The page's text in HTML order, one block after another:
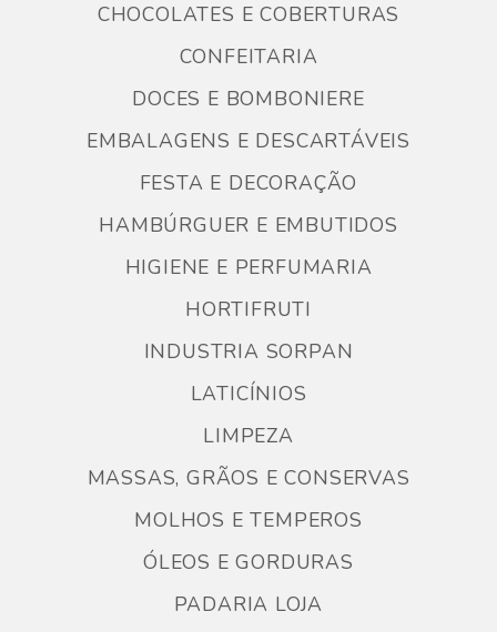
CHOCOLATES E COBERTURAS
CONFEITARIA
DOCES E BOMBONIERE
EMBALAGENS E DESCARTÁVEIS
FESTA E DECORAÇÃO
HAMBÚRGUER E EMBUTIDOS
HIGIENE E PERFUMARIA
HORTIFRUTI
INDUSTRIA SORPAN
LATICÍNIOS
LIMPEZA
MASSAS, GRÃOS E CONSERVAS
MOLHOS E TEMPEROS
ÓLEOS E GORDURAS
PADARIA LOJA